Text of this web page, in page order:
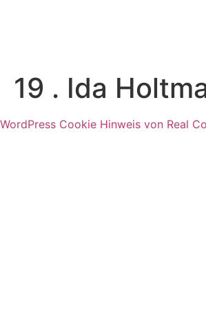
19 . Ida
WordPress Cookie Hinweis von Real